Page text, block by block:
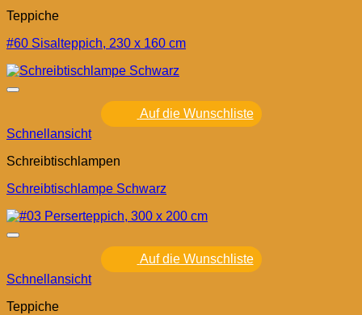
Teppiche
#60 Sisalteppich, 230 x 160 cm
Auf die Wunschliste
Schnellansicht
Schreibtischlampen
Schreibtischlampe Schwarz
Auf die Wunschliste
Schnellansicht
Teppiche